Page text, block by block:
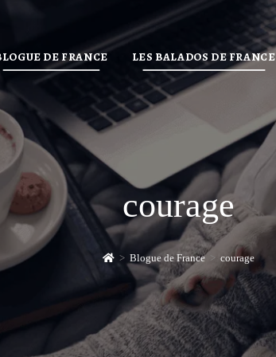
DE FRANCE LES BALADOS DE FRANCE
courage
> Blogue de France > courage